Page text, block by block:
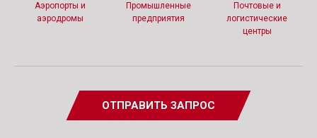
Аэропорты и
аэродромы
Промышленные
предприятия
Почтовые и
логистические
центры
ОТПРАВИТЬ ЗАПРОС